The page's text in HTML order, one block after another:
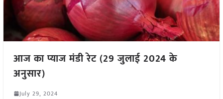
आज का प्याज मंडी रेट (29 जुलाई 2024 के
अनुसार)
July 29, 2024